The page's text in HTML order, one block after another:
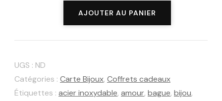
"Back
to
cookies
AJOUTER AU PANIER
UGS : ND
Catégories : Carte Bijoux, Coffrets cadeaux
Étiquettes : acier inoxydable, amour, bague, bijou,